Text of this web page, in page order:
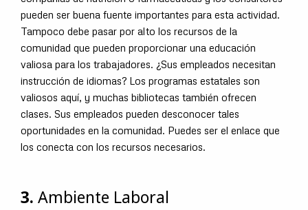
pueden ser buena fuente importantes para esta actividad.
Tampoco debe pasar por alto los recursos de la
comunidad que pueden proporcionar una educación
valiosa para los trabajadores. ¿Sus empleados necesitan
instrucción de idiomas? Los programas estatales son
valiosos aquí, y muchas bibliotecas también ofrecen
clases. Sus empleados pueden desconocer tales
oportunidades en la comunidad. Puedes ser el enlace que
los conecta con los recursos necesarios.
3. Ambiente Laboral